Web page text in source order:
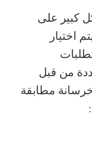
كبير على
اختيار
من قبل
مطابقة